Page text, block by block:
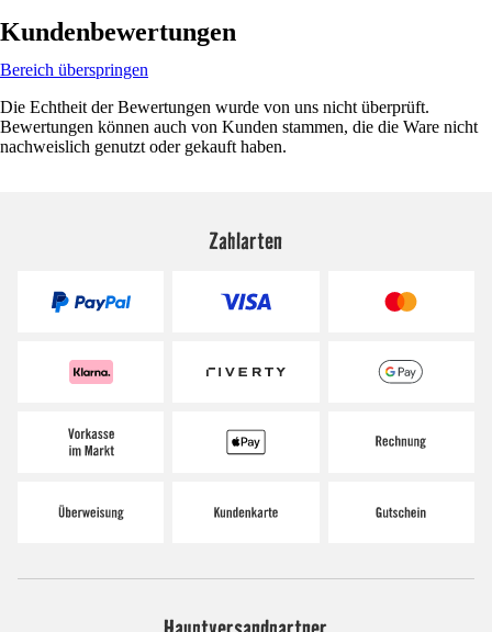
Kundenbewertungen
Bereich überspringen
Die Echtheit der Bewertungen wurde von uns nicht überprüft.
Bewertungen können auch von Kunden stammen, die die Ware nicht
nachweislich genutzt oder gekauft haben.
Zahlarten